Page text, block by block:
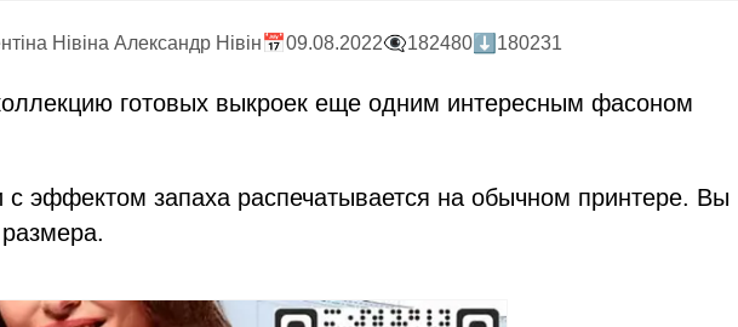
Нiвiна Александр Нiвiн📅09.08.2022👁️‍🗨️182480⬇️180231
готовых выкроек еще одним интересным фасоном
с эффектом запаха распечатывается на обычном принтере. Вы